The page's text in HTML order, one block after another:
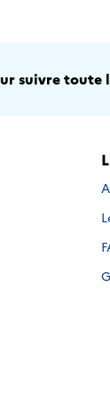
suivre toute